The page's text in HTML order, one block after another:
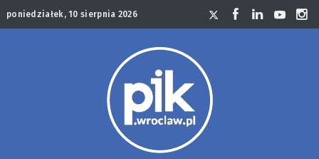
poniedziałek, 10 sierpnia 2026